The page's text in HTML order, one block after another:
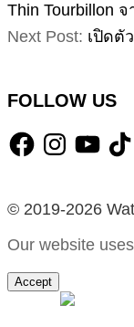
30
Thin Tourbillon
Next Post: เปิดตั
FOLLOW US
FacebookInstagramYouTube
© 2019-2026
Our website
Accept